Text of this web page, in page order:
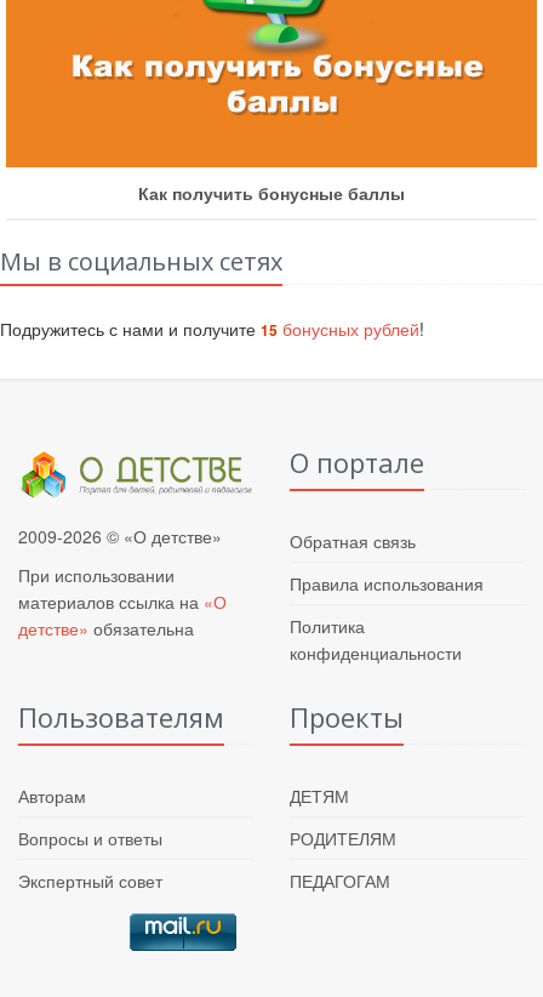
Как получить бонусные баллы
Мы в социальных сетях
Подружитесь с нами и получите 15 бонусных рублей!
2009-2026 © «О детстве»
При использовании
материалов ссылка на «О
детстве» обязательна
О портале
Обратная связь
Правила использования
Политика
конфиденциальности
Пользователям
Авторам
Вопросы и ответы
Экспертный совет
Проекты
ДЕТЯМ
РОДИТЕЛЯМ
ПЕДАГОГАМ